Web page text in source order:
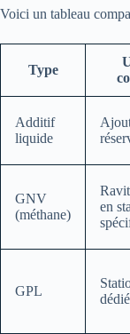
Voici un tableau
Type
Additif
liquide
GNV
(méthane)
en
GPL